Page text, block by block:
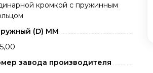
кромкой с пружинным
(D) ММ
завода производителя